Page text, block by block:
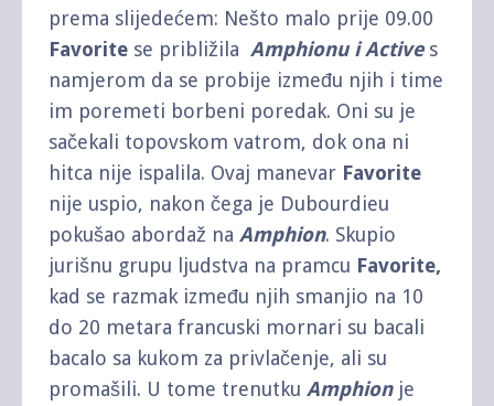
prema slijedećem: Nešto malo prije 09.00
Favorite se približila Amphionu i Actives
namjerom da se probije između njih i time
im poremeti borbeni poredak. Oni su je
sačekali topovskom vatrom, dok ona ni
hitca nije ispalila. Ovaj manevar Favorite
nije uspio, nakon čega je Dubourdieu
pokušao abordaž na Amphion. Skupio
jurišnu grupu ljudstva na pramcu Favorite,
kad se razmak između njih smanjio na 10
do 20 metara francuski mornari su bacali
bacalo sa kukom za privlačenje, ali su
promašili. U tome trenutku Amphion je